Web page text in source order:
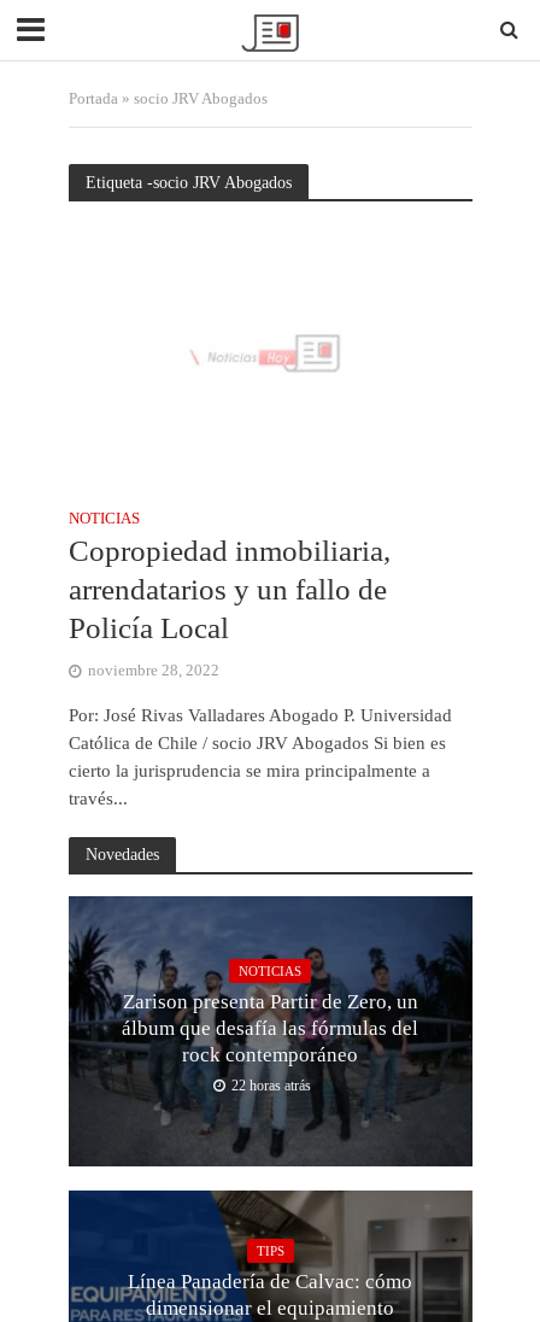
Portada» socio JRV Abogados
Etiqueta -socio JRV Abogados
NOTICIAS
Copropiedad inmobiliaria,
arrendatarios y un fallo de
Policía Local
noviembre 28, 2022
Por: José Rivas Valladares Abogado P. Universidad
Católica de Chile / socio JRV Abogados Si bien es
cierto la jurisprudencia se mira principalmente a
través...
Novedades
NOTICIAS
Zarison presenta Partir de Zero, un
álbum que desafía las fórmulas del
rock contemporáneo
22 horas atrás
TIPS
Línea Panadería de Calvac: cómo
dimensionar el equipamiento